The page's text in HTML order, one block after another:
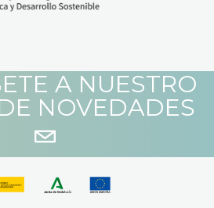
A NUESTRO
NOVEDADES